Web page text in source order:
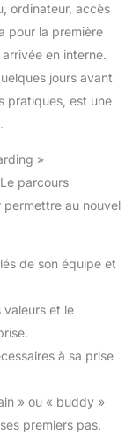
ordinateur, accès
pour la première
en interne.
jours avant
pratiques, est une
»
parcours
permettre au nouvel
de son équipe et
valeurs et le
à sa prise
» ou « buddy »
premiers pas.